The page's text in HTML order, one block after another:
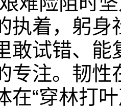
执着，躬身
敢试错、能
专注。韧性
在“穿林打